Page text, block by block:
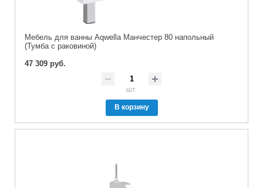
Мебель для ванны Aqwella Манчестер 80 напольный
(Тумба с раковиной)
47 309 руб.
шт.
В корзину